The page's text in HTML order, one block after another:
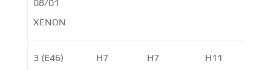
08/01
XENON
3 (E46)
H7 H7 H11